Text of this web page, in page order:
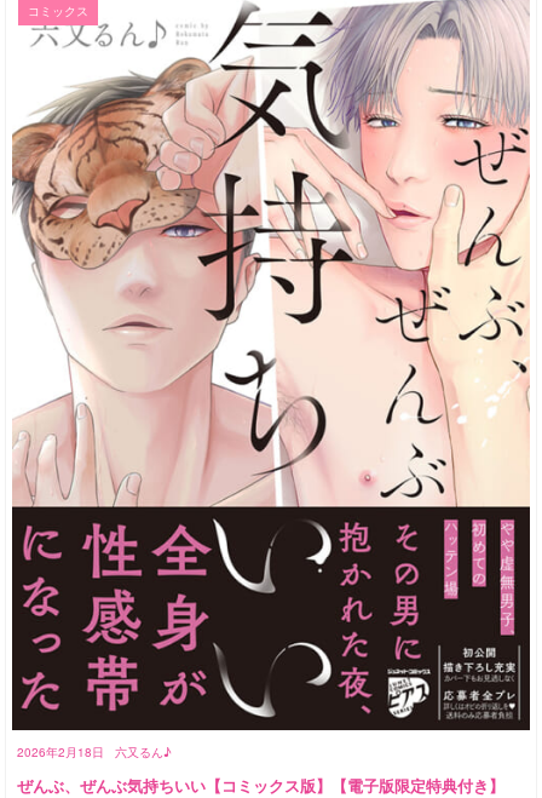
2026年2月18日 六又るん♪
コミックス
ぜんぶ、ぜんぶ気持ちいい【コミックス版】【電子版限定特典付き】